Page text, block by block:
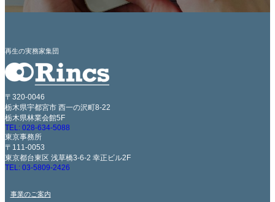
再生の実務家集団
〒320-0046
栃木県宇都宮市 西一の沢町8-22
栃木県林業会館5F
TEL: 028-634-5088
東京事務所
〒111-0053
東京都台東区 浅草橋3-6-2 幸正ビル2F
TEL: 03-5809-2426
事業のご案内